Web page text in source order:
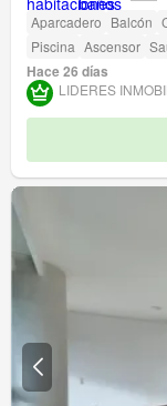
Aparcadero Balcón
Piscina Ascensor
Hace 26 días
LIDERES